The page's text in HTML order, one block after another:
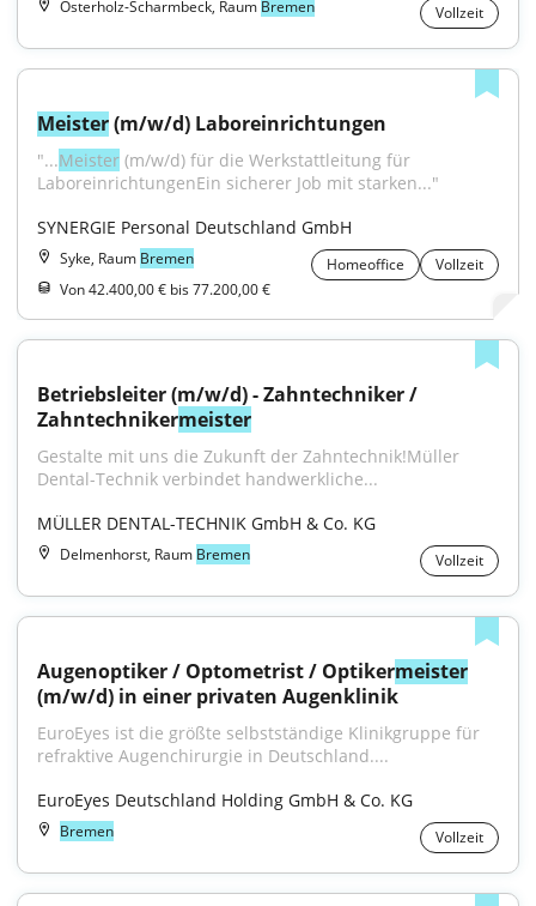
Osterholz-Scharmbeck, Raum Bremen Vollzeit
Meister (m/w/d) Laboreinrichtungen
"...Meister (m/w/d) für die Werkstattleitung für
LaboreinrichtungenEin sicherer Job mit starken..."
SYNERGIE Personal Deutschland GmbH
Syke, Raum Bremen Homeoffice
Vollzeit
Von 42.400,00 € bis 77.200,00 €
Betriebsleiter (m/w/d) - Zahntechniker /
Zahntechnikermeister
Gestalte mit uns die Zukunft der Zahntechnik!Müller
Dental-Technik verbindet handwerkliche...
MÜLLER DENTAL-TECHNIK GmbH & Co. KG
Delmenhorst, Raum Bremen Vollzeit
Augenoptiker / Optometrist / Optikermeister
(m/w/d) in einer privaten Augenklinik
EuroEyes ist die größte selbstständige Klinikgruppe für
refraktive Augenchirurgie in Deutschland....
EuroEyes Deutschland Holding GmbH & Co. KG
Bremen Vollzeit